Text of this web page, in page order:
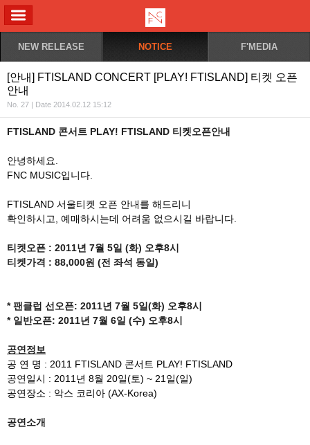
NEW RELEASE NOTICE F'MEDIA
[안내] FTISLAND CONCERT [PLAY! FTISLAND] 티켓 오픈
안내
No. 27 | Date 2014.02.12 15:12
FTISLAND 콘서트 PLAY! FTISLAND 티켓오픈안내
안녕하세요.
FNC MUSIC입니다.
FTISLAND 서울티켓 오픈 안내를 해드리니
확인하시고, 예매하시는데 어려움 없으시길 바랍니다.
티켓오픈 : 2011년 7월 5일 (화) 오후8시
티켓가격 : 88,000원 (전 좌석 동일)
* 팬클럽 선오픈: 2011년 7월 5일(화) 오후8시
* 일반오픈: 2011년 7월 6일 (수) 오후8시
공연정보
공 연 명 : 2011 FTISLAND 콘서트 PLAY! FTISLAND
공연일시 : 2011년 8월 20일(토) ~ 21일(일)
공연장소 : 악스 코리아 (AX-Korea)
공연소개